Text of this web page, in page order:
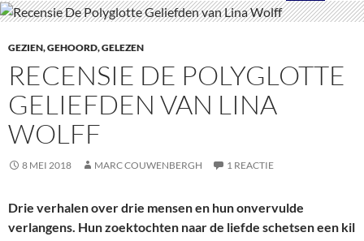
MENU
NAAR
GEZIEN, GEHOORD, GELEZEN
RECENSIE DE POLYGLOTTE
GELIEFDEN VAN LINA
WOLFF
8 MEI 2018 MARC COUWENBERGH 1 REACTIE
Drie verhalen over drie mensen en hun onvervulde
verlangens. Hun zoektochten naar de liefde schetsen een kil